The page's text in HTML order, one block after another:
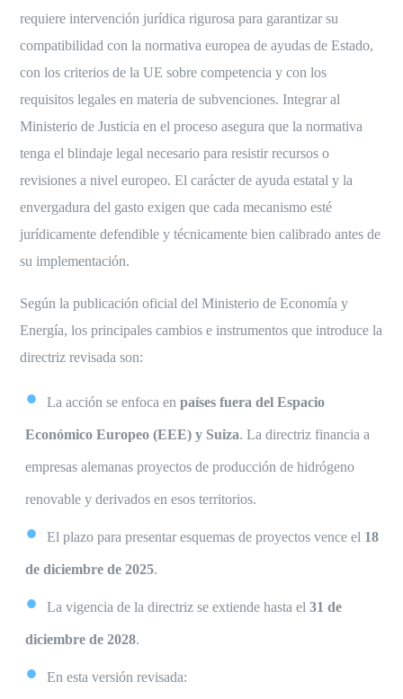
requiere intervención jurídica rigurosa para garantizar su
compatibilidad con la normativa europea de ayudas de Estado,
con los criterios de la UE sobre competencia y con los
requisitos legales en materia de subvenciones. Integrar al
Ministerio de Justicia en el proceso asegura que la normativa
tenga el blindaje legal necesario para resistir recursos o
revisiones a nivel europeo. El carácter de ayuda estatal y la
envergadura del gasto exigen que cada mecanismo esté
jurídicamente defendible y técnicamente bien calibrado antes de
su implementación.
Según la publicación oficial del Ministerio de Economía y
Energía, los principales cambios e instrumentos que introduce la
directriz revisada son:
La acción se enfoca enpaíses fuera del Espacio
Económico Europeo (EEE) y Suiza. La directriz financia a
empresas alemanas proyectos de producción de hidrógeno
renovable y derivados en esos territorios.
El plazo para presentar esquemas de proyectos vence el 18
de diciembre de 2025.
La vigencia de la directriz se extiende hasta el31 de
diciembre de 2028.
En esta versión revisada: